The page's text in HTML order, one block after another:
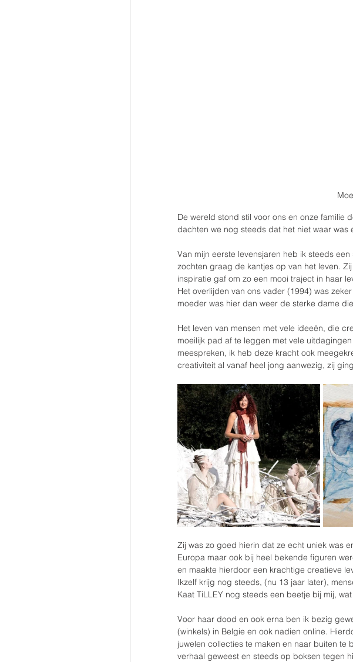
De wereld stond stil voor ons en onze familie
dachten we nog steeds dat het niet waar
Van mijn eerste levensjaren heb ik steeds
zochten graag de kantjes op van het leven.
inspiratie gaf om zo een mooi traject in haar
Het overlijden van ons vader (1994) was
moeder was hier dan weer de sterke dame
Het leven van mensen met vele ideeën, die
moeilijk pad af te leggen met vele
meespreken, ik heb deze kracht ook
creativiteit al vanaf heel jong aanwezig, zij
Zij was zo goed hierin dat ze echt uniek was
Europa maar ook bij heel bekende figuren
en maakte hierdoor een krachtige creatieve
Ikzelf krijg nog steeds, (nu 13 jaar later),
Kaat TiLLEY nog steeds een beetje bij mij,
Voor haar dood en ook erna ben ik bezig
(winkels) in Belgie en ook nadien online.
juwelen collecties te maken en naar buiten te
verhaal geweest en steeds op boksen tegen